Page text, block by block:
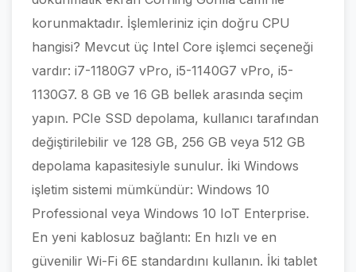
korunmaktadır. İşlemleriniz için doğru CPU
hangisi? Mevcut üç Intel Core işlemci seçeneği
vardır: i7-1180G7 vPro, i5-1140G7 vPro, i5-
1130G7. 8 GB ve 16 GB bellek arasında seçim
yapın. PCIe SSD depolama, kullanıcı tarafından
değiştirilebilir ve 128 GB, 256 GB veya 512 GB
depolama kapasitesiyle sunulur. İki Windows
işletim sistemi mümkündür: Windows 10
Professional veya Windows 10 IoT Enterprise.
En yeni kablosuz bağlantı: En hızlı ve en
güvenilir Wi-Fi 6E standardını kullanın. İki tablet